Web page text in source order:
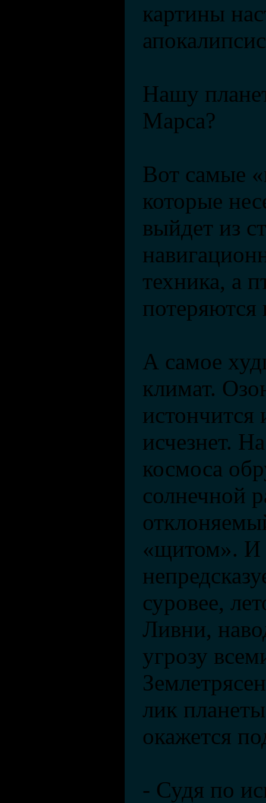
картины
Нашу
Марса?
Вот самые
которые
выйдет из
техника, а
потеряются
А самое
климат.
истончится
исчезнет.
космоса
солнечной
«щитом». И
суровее,
Ливни,
угрозу
лик
окажется
- Судя по